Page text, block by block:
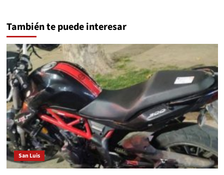
También te puede interesar
San Luis